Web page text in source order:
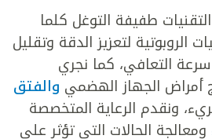
طفيفة التوغل كلما
الروبوتية لتعزيز الدقة وتقليل
سرعة التعافي، كما نجري
أمراض الجهاز الهضمي والفتق
ونقدم الرعاية المتخصصة
ومعالجة الحالات التي تؤثر على